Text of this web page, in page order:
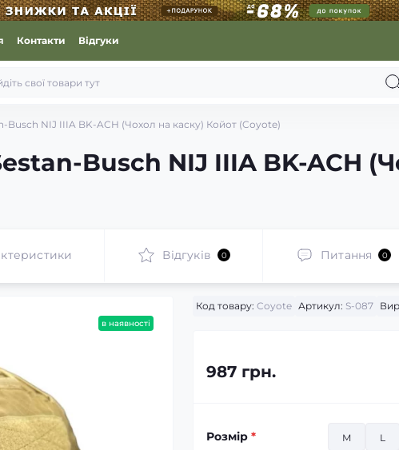
Контакти Відгуки
Busch NIJ IIIA BK-ACH (Чохол на каску) Койот (Coyote)
Busch NIJ IIIA BK-ACH
Відгуків 0 Питання 0
в наявності
Код товару: Coyote Артикул: S-087
987 грн.
Розмір * M L